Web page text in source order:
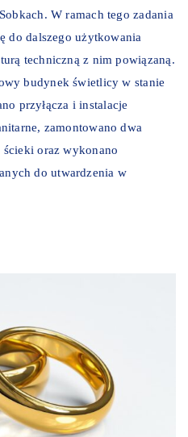
W ramach tego zadania
do dalszego użytkowania
techniczną z nim powiązaną.
budynek świetlicy w stanie
przyłącza i instalacje
zamontowano dwa
oraz wykonano
do utwardzenia w